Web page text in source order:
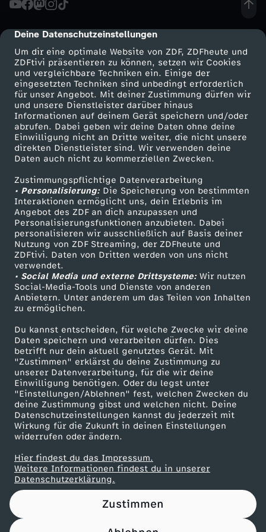
cmp-dialog-description
Deine Datenschutzeinstellungen
Um dir eine optimale Website von ZDF, ZDFheute und
ZDFtivi präsentieren zu können, setzen wir Cookies
und vergleichbare Techniken ein. Einige der
eingesetzten Techniken sind unbedingt erforderlich
für unser Angebot. Mit deiner Zustimmung dürfen wir
und unsere Dienstleister darüber hinaus
Informationen auf deinem Gerät speichern und/oder
abrufen. Dabei geben wir deine Daten ohne deine
Einwilligung nicht an Dritte weiter, die nicht unsere
direkten Dienstleister sind. Wir verwenden deine
Daten auch nicht zu kommerziellen Zwecken.
Zustimmungspflichtige Datenverarbeitung
• Personalisierung:Die Speicherung von bestimmten
Interaktionen ermöglicht uns, dein Erlebnis im
Angebot des ZDF an dich anzupassen und
Personalisierungsfunktionen anzubieten. Dabei
personalisieren wir ausschließlich auf Basis deiner
Nutzung von ZDF Streaming, der ZDFheute und
ZDFtivi. Daten von Dritten werden von uns nicht
verwendet.
• Social Media und externe Drittsysteme:Wir nutzen
Social-Media-Tools und Dienste von anderen
Anbietern. Unter anderem um das Teilen von Inhalten
zu ermöglichen.
Du kannst entscheiden, für welche Zwecke wir deine
Daten speichern und verarbeiten dürfen. Dies
betrifft nur dein aktuell genutztes Gerät. Mit
"Zustimmen" erklärst du deine Zustimmung zu
unserer Datenverarbeitung, für die wir deine
Einwilligung benötigen. Oder du legst unter
"Einstellungen/Ablehnen" fest, welchen Zwecken du
deine Zustimmung gibst und welchen nicht. Deine
Datenschutzeinstellungen kannst du jederzeit mit
Wirkung für die Zukunft in deinen Einstellungen
widerrufen oder ändern.
Hier findest du das Impressum.
Weitere Informationen findest du in unserer
Datenschutzerklärung.
Zustimmen
e
h
t
d
i
e
Z
u
k
u
n
f
t
d
e
r
d
Mehr ZDF
ZDF-Apps
Smart TV
ZDFtext
Livestreams
Sendungen A-Z
TV-Programm
Service
ZDFmitreden
Kontakt zum ZDF
Tickets
Zuschauerservice
Hilfe
ZDF Unternehmen
Karriere
ZDF goes Schule
Werbefernsehen
Mainzelmännchen
Partner